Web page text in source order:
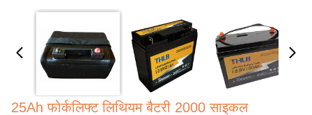
25Ah फोर्कलिफ्ट लिथियम बैटरी 2000 साइकल